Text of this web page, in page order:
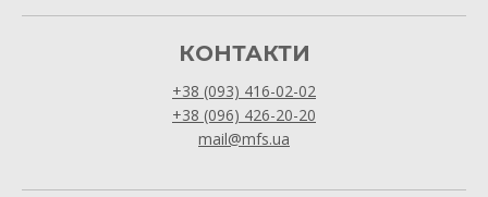
КОНТАКТИ
+38 (093) 416-02-02
+38 (096) 426-20-20
mail@mfs.ua